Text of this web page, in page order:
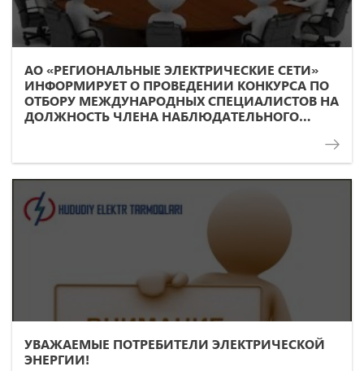
АО «РЕГИОНАЛЬНЫЕ ЭЛЕКТРИЧЕСКИЕ СЕТИ»
ИНФОРМИРУЕТ О ПРОВЕДЕНИИ КОНКУРСА ПО
ОТБОРУ МЕЖДУНАРОДНЫХ СПЕЦИАЛИСТОВ НА
ДОЛЖНОСТЬ ЧЛЕНА НАБЛЮДАТЕЛЬНОГО
УВАЖАЕМЫЕ ПОТРЕБИТЕЛИ ЭЛЕКТРИЧЕСКОЙ
ЭНЕРГИИ!